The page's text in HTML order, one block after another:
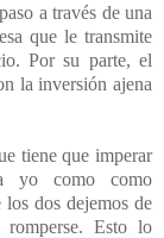
a través de una
que le transmite
Por su parte, el
la inversión ajena
tiene que imperar
yo como como
dos dejemos de
romperse. Esto lo